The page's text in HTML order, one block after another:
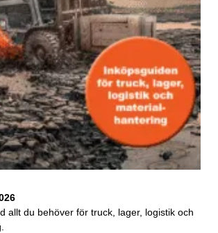
allt du behöver för truck, lager, logistik och